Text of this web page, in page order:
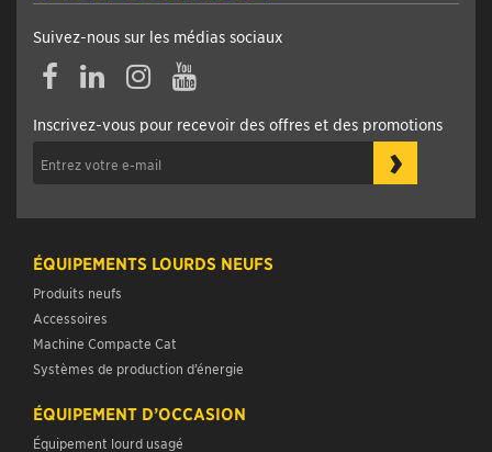
Suivez-nous sur les médias sociaux
FacebookLinkedinInstagramYouTube
Inscrivez-vous pour recevoir des offres et des promotions
›
ÉQUIPEMENTS LOURDS NEUFS
Produits neufs
Accessoires
Machine Compacte Cat
Systèmes de production d’énergie
ÉQUIPEMENT D’OCCASION
Équipement lourd usagé